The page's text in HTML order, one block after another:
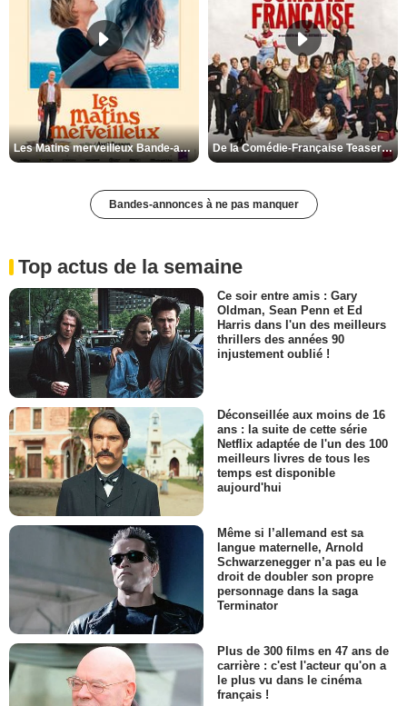
Les Matins merveilleux Bande-annonce VF De la Comédie-Française Teaser VF
Bandes-annonces à ne pas manquer
Top actus de la semaine
Ce soir entre amis : Gary
Oldman, Sean Penn et Ed
Harris dans l'un des meilleurs
thrillers des années 90
injustement oublié !
Déconseillée aux moins de 16
ans : la suite de cette série
Netflix adaptée de l'un des 100
meilleurs livres de tous les
temps est disponible
aujourd'hui
Même si l’allemand est sa
langue maternelle, Arnold
Schwarzenegger n’a pas eu le
droit de doubler son propre
personnage dans la saga
Terminator
Plus de 300 films en 47 ans de
carrière : c'est l'acteur qu'on a
le plus vu dans le cinéma
français !